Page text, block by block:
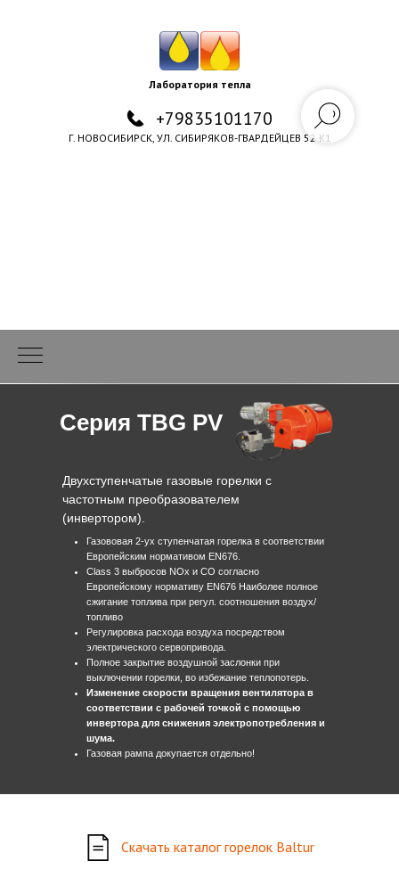
Лаборатория тепла
+79835101170
Г. НОВОСИБИРСК, УЛ. СИБИРЯКОВ-ГВАРДЕЙЦЕВ 52 К1
Серия TBG PV
Двухступенчатые газовые горелки с
частотным преобразователем
(инвертором).
Газововая 2-ух ступенчатая горелка в соответствии
Европейским нормативом EN676.
Class 3 выбросов NOx и CO согласно
Европейскому нормативу EN676 Наиболее полное
сжигание топлива при регул. соотношения воздух/
топливо
Регулировка расхода воздуха посредством
электрического сервопривода.
Полное закрытие воздушной заслонки при
выключении горелки, во избежание теплопотерь.
Изменение скорости вращения вентилятора в
соответствии с рабочей точкой с помощью
инвертора для снижения электропотребления и
шума.
Газовая рампа докупается отдельно!
Скачать каталог горелок Baltur